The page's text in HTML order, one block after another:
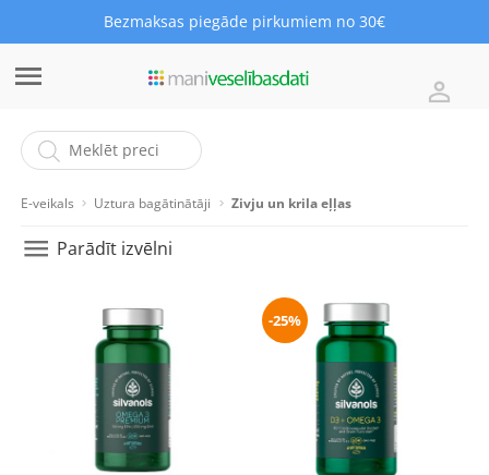
Bezmaksas piegāde pirkumiem no 30€
E-veikals Uztura bagātinātāji Zivju un krila eļļas
Parādīt izvēlni
-25%